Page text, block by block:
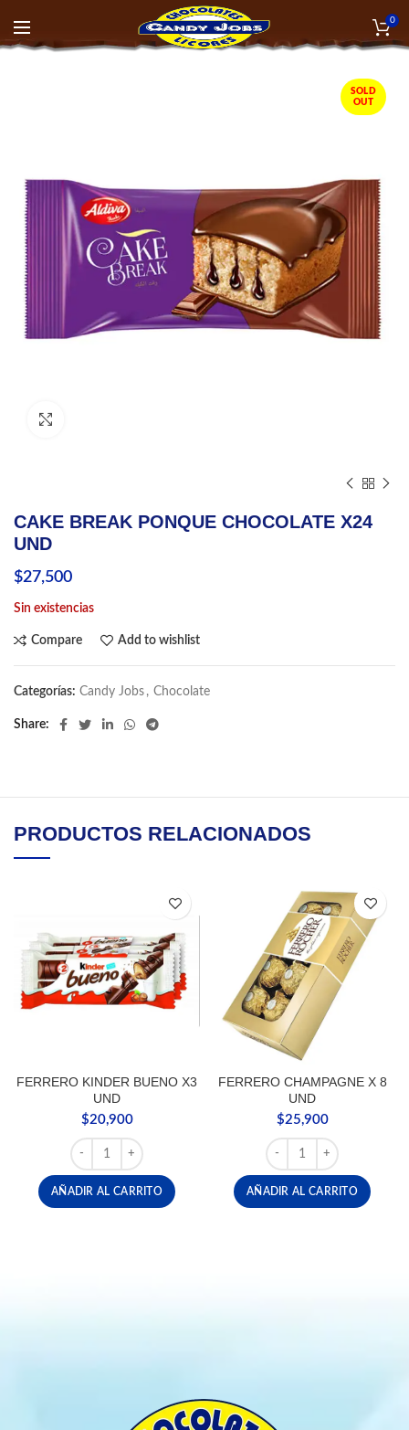
0
SOLD
OUT
CAKE BREAK PONQUE CHOCOLATE X24
UND
$27,500
Sin existencias
Compare Add to wishlist
Categorías: Candy Jobs , Chocolate
Share
PRODUCTOS RELACIONADOS
FERRERO KINDER BUENO X3
UND
$20,900
FERRERO KINDER BUENO X3 UND cantidad
AÑADIR AL CARRITO
FERRERO CHAMPAGNE X 8
UND
$25,900
FERRERO
AÑADIR AL CARRITO